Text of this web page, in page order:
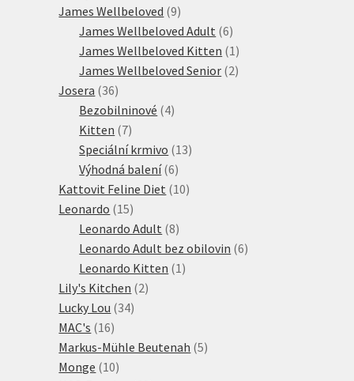
produktů
James Wellbeloved 99
produktů
James Wellbeloved Adult 66
produktů
James Wellbeloved Kitten 1 1
produkt
James Wellbeloved Senior 22
Josera 3636
produktů
Bezobilninové 44
Kitten 77
produktů
Speciální krmivo 1313
Výhodná balení 66
produktů
Kattovit Feline Diet 1010
Leonardo 1515
produktů
Leonardo Adult 88
produktů
Leonardo Adult bez obilovin 66
Leonardo Kitten 1 1
Lily's Kitchen 22
Lucky Lou 3434
MAC's 1616
produktů
Markus-Mühle Beutenah 55
Monge 1010